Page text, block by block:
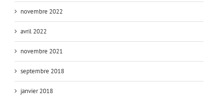
novembre 2022
avril 2022
novembre 2021
septembre 2018
janvier 2018